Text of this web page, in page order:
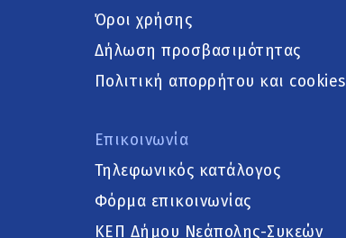
Όροι χρήσης
Δήλωση προσβασιμότητας
Πολιτική απορρήτου και cookies
Επικοινωνία
Τηλεφωνικός κατάλογος
Φόρμα επικοινωνίας
ΚΕΠ Δήμου Νεάπολης-Συκεών